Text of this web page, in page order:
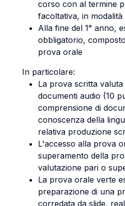
corso con al termine
facoltativa, in modalità
Alla fine del 1° anno,
obbligatorio,
prova orale
In particolare:
La prova scritta
documenti audio (10
comprensione di
conoscenza della
relativa produzione
L'accesso alla prova
superamento della
valutazione pari o
La prova orale verte
preparazione di una
corredata da slide,